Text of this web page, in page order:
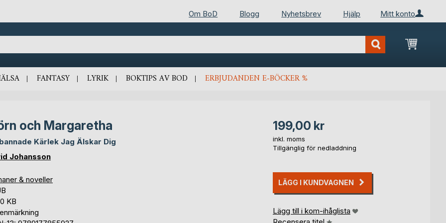
Mitt konto
Om BoD Blogg Nyhetsbrev Hjälp
Min
FANTASY LYRIK BOKTIPS AV BOD ERBJUDANDEN E-BÖCKER %
och Margaretha
Kärlek Jag Älskar Dig
Johansson
& noveller
KB
199,00 kr
inkl. moms
Tillgänglig för nedladdning
LÄGG I KUNDVAGNEN
Lägg till i kom-ihåglista